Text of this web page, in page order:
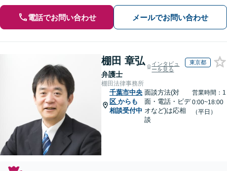
電話でお問い合わせ メールでお問い合わせ
棚田 章弘
弁護士
インタビュ
ーを見る
東京都
棚田法律事務所
千葉市中央
区 からも
相談受付中
面談方法(対
面・電話・ビデ
オなど)は応相
談
営業時間：1
0:00~18:00
（平日）